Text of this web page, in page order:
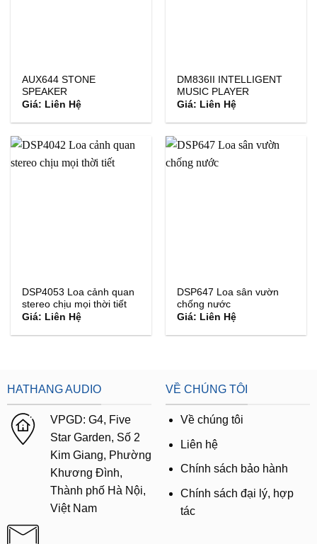
AUX644 STONE
SPEAKER
Giá: Liên Hệ
DM836II INTELLIGENT
MUSIC PLAYER
Giá: Liên Hệ
DSP4053 Loa cảnh quan
stereo chịu mọi thời tiết
Giá: Liên Hệ
DSP647 Loa sân vườn
chống nước
Giá: Liên Hệ
HATHANG AUDIO
VPGD: G4, Five
Star Garden, Số 2
Kim Giang, Phường
Khương Đình,
Thành phố Hà Nội,
Việt Nam
VỀ CHÚNG TÔI
Về chúng tôi
Liên hệ
Chính sách bảo hành
Chính sách đại lý, hợp
tác